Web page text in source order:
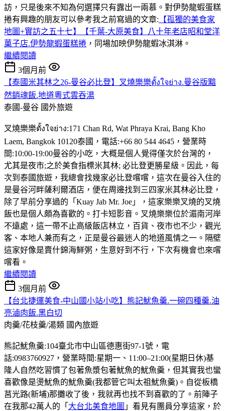
訪，只是後來不知為何選擇只有露出一兩慕。對伊勢龍蝦蛋糕
捲有興趣的朋友可以參考我之前寫過的文章: 【孤獨的美食家
地圖+實訪之五十七】【千葉-大原美食】八十年老店昭和堂洋
菓子店.伊勢龍蝦蛋糕捲 ，同場加映伊勢龍蝦冰淇淋。
繼續閱讀
3個月前
【泰國米其林之26-曼谷必比登】叉燒樂樂ตั้งใจย่าง.曼谷版黯
然銷魂飯.地道粵式雲吞湯
泰國-曼谷 國外旅遊
叉燒樂樂ตั้งใจย่าง:171 Chan Rd, Wat Phraya Krai, Bang Kho
Laem, Bangkok 10120泰國，電話:+66 80 544 4645，營業時
間:10:00-19:00曼谷的小吃，大概是個人覺得僅次於台灣的，
尤其是夜市;之於美食指標米其林; 必比登更勝星級。因此，每
次到泰國旅遊，我總會找幾家必比登嚐嚐，這次在曼谷入住的
是曼谷河畔薩利爾酒店，便在周邊找到三四家米其林必比登，
除了早前分享過的「Kuay Jab Mr. Joe」，這家樂樂叉燒的叉燒
飯也是個人頗為喜歡的。打卡短影音。叉燒樂樂位於湄南河岸
不遠處，這一帶不止高級飯店林立，百貨、夜市也不少，觀光
客、本地人兼而有之，正是曼谷最迷人的地道風情之一。隔壁
這家好像是賣什錦海鮮粥，生意好到不行，下次有機會也來嚐
嚐看。
繼續閱讀
3個月前
【台北捷運美食-中山國小站小吃】熊記魷魚羹.一碗四種羹.油
亮滷肉飯.黑白切
肉羹/花枝羹/湯類 國內旅遊
熊記魷魚羹:104臺北市中山區德惠街97-1號，電
話:0983760927，營業時間:星期一、11:00–21:00(星期日休)基
隆人自然吃習慣了包著魚漿包著魷魚的魷魚羹，但其實我也蠻
喜歡像是燙魷魚的魷魚羹(我都管它叫太祖魷魚羹)。自從板橋
莒光路(新埔)那攤收了後，我就再也找不到喜歡的了。前陣子
在我那42萬人的「 大台北美食地圖 」看見有團員分享這家，於